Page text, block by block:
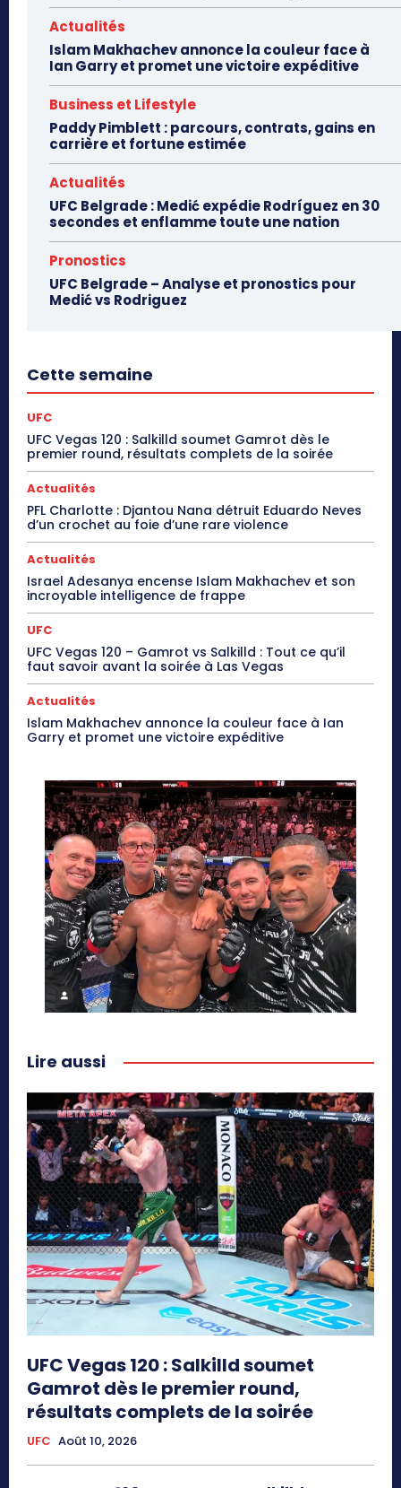
Actualités
Islam Makhachev annonce la couleur face à
Ian Garry et promet une victoire expéditive
Business et Lifestyle
Paddy Pimblett : parcours, contrats, gains en
carrière et fortune estimée
Actualités
UFC Belgrade : Medić expédie Rodríguez en 30
secondes et enflamme toute une nation
Pronostics
UFC Belgrade – Analyse et pronostics pour
Medić vs Rodriguez
Cette semaine
UFC
UFC Vegas 120 : Salkilld soumet Gamrot dès le
premier round, résultats complets de la soirée
Actualités
PFL Charlotte : Djantou Nana détruit Eduardo Neves
d’un crochet au foie d’une rare violence
Actualités
Israel Adesanya encense Islam Makhachev et son
incroyable intelligence de frappe
UFC
UFC Vegas 120 – Gamrot vs Salkilld : Tout ce qu’il
faut savoir avant la soirée à Las Vegas
Actualités
Islam Makhachev annonce la couleur face à Ian
Garry et promet une victoire expéditive
Lire aussi
UFC Vegas 120 : Salkilld soumet
Gamrot dès le premier round,
résultats complets de la soirée
UFC Août 10, 2026